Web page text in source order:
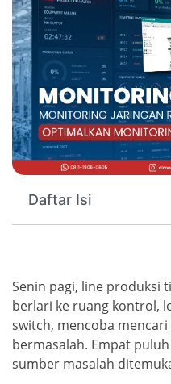
Daftar Isi
Senin pagi, line produksi
berlari ke ruang kontrol,
switch, mencoba
bermasalah. Empat
sumber masalah